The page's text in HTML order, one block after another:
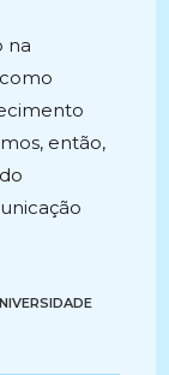
na
então,